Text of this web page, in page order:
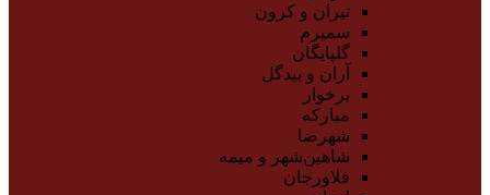
تیران و کرون
سمیرم
گلپایگان
آران و بیدگل
برخوار
مبارکه
شهرضا
شاهین‌شهر و میمه
فلاورجان